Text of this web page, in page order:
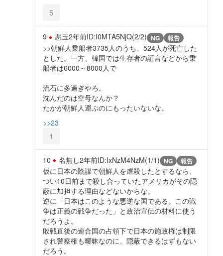
5
9 悪玉2年前ID:I0MTA5NjQ(2/2) NG 報告
>>朝鮮人乗船者3735人のうち、524人が死亡した
とした。一方、韓国では生存者の証言などから乗
船者は6000～8000人で
流石に多過ぎやろ。
沈んだのは空母なんか？
たかが朝鮮人運ぶのにもったいないな。
>>23
1
10 名無し2年前ID:IxNzM4NzM(1/1) NG 報告
仮に日本の陰謀で朝鮮人を虐殺したとするなら、
つい10日前まで殺し合っていたアメリカがその隠
蔽に加担する理由などないからな。
逆に「日本はこのような悪逆な国である。この戦
争は正義の戦争だった」と政治宣伝の材料に使う
だろうよ。
敗戦直後の連合国の占領下で日本の施政権は制限
され警察権も曖昧なのに、隠蔽できるはずもない
だろう。